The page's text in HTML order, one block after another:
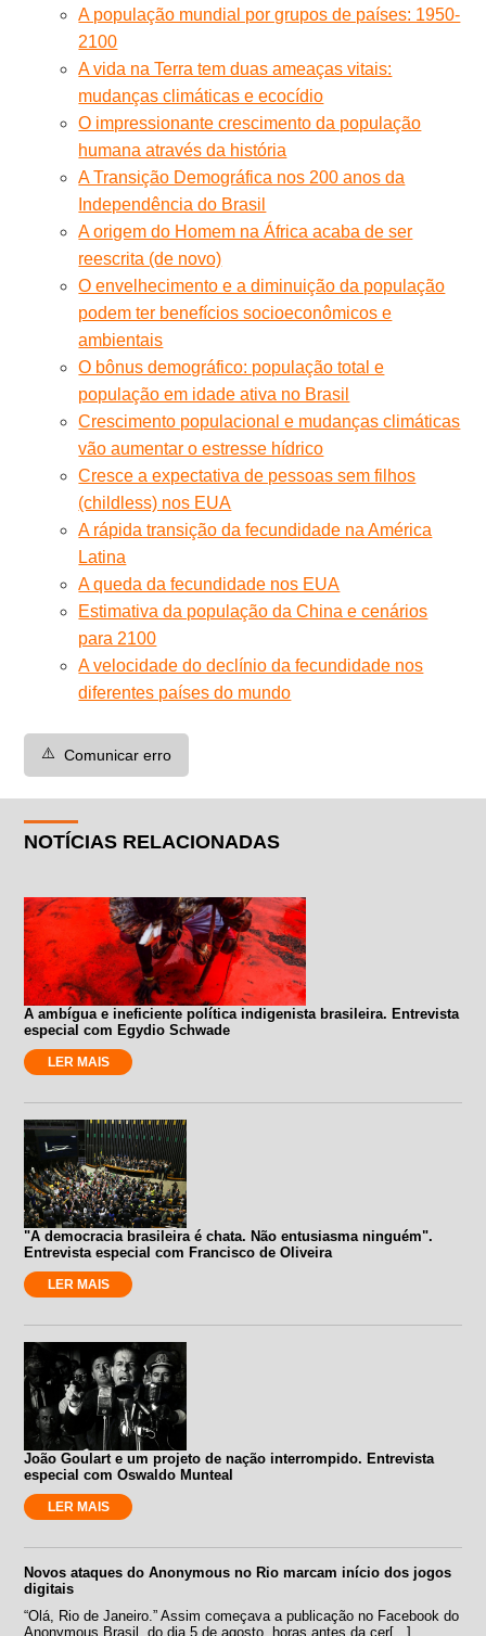
A população mundial por grupos de países: 1950-
2100
A vida na Terra tem duas ameaças vitais:
mudanças climáticas e ecocídio
O impressionante crescimento da população
humana através da história
A Transição Demográfica nos 200 anos da
Independência do Brasil
A origem do Homem na África acaba de ser
reescrita (de novo)
O envelhecimento e a diminuição da população
podem ter benefícios socioeconômicos e
ambientais
O bônus demográfico: população total e
população em idade ativa no Brasil
Crescimento populacional e mudanças climáticas
vão aumentar o estresse hídrico
Cresce a expectativa de pessoas sem filhos
(childless) nos EUA
A rápida transição da fecundidade na América
Latina
A queda da fecundidade nos EUA
Estimativa da população da China e cenários
para 2100
A velocidade do declínio da fecundidade nos
diferentes países do mundo
⚠️ Comunicar erro
NOTÍCIAS RELACIONADAS
A ambígua e ineficiente política indigenista brasileira. Entrevista
especial com Egydio Schwade
LER MAIS
"A democracia brasileira é chata. Não entusiasma ninguém".
Entrevista especial com Francisco de Oliveira
LER MAIS
João Goulart e um projeto de nação interrompido. Entrevista
especial com Oswaldo Munteal
LER MAIS
Novos ataques do Anonymous no Rio marcam início dos jogos
digitais
“Olá, Rio de Janeiro.” Assim começava a publicação no Facebook do
Anonymous Brasil, do dia 5 de agosto, horas antes da cer[...]